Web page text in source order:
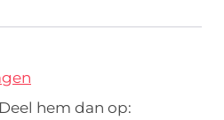
hem dan op: